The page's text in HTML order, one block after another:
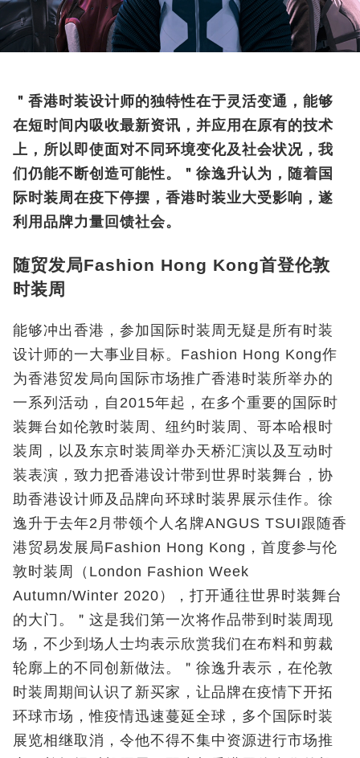
＂香港时装设计师的独特性在于灵活变通，能够
在短时间内吸收最新资讯，并应用在原有的技术
上，所以即使面对不同环境变化及社会状况，我
们仍能不断创造可能性。＂徐逸升认为，随着国
际时装周在疫下停摆，香港时装业大受影响，遂
利用品牌力量回馈社会。
随贸发局Fashion Hong Kong首登伦敦
时装周
能够冲出香港，参加国际时装周无疑是所有时装
设计师的一大事业目标。Fashion Hong Kong作
为香港贸发局向国际市场推广香港时装所举办的
一系列活动，自2015年起，在多个重要的国际时
装舞台如伦敦时装周、纽约时装周、哥本哈根时
装周，以及东京时装周举办天桥汇演以及互动时
装表演，致力把香港设计带到世界时装舞台，协
助香港设计师及品牌向环球时装界展示佳作。徐
逸升于去年2月带领个人名牌ANGUS TSUI跟随香
港贸易发展局Fashion Hong Kong，首度参与伦
敦时装周（London Fashion Week
Autumn/Winter 2020），打开通往世界时装舞台
的大门。＂这是我们第一次将作品带到时装周现
场，不少到场人士均表示欣赏我们在布料和剪裁
轮廓上的不同创新做法。＂徐逸升表示，在伦敦
时装周期间认识了新买家，让品牌在疫情下开拓
环球市场，惟疫情迅速蔓延全球，多个国际时装
展览相继取消，令他不得不集中资源进行市场推